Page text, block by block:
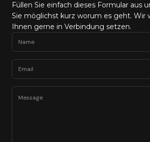
Füllen Sie einfach dieses Formular aus
Sie möglichst kurz worum es geht. Wir
Ihnen gerne in Verbindung setzen.